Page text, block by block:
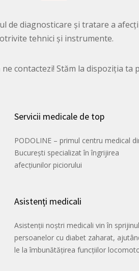
diagnosticare și tratare a
tehnici și instrumente.
contactezi! Stăm la dispoziția
Servicii medicale de top
PODOLINE – primul centru medical
București specializat în îngrijirea
afecțiunilor piciorului
Asistenți medicali
Asistenții noștri medicali vin în sprijinul
persoanelor cu diabet zaharat,
le la îmbunătățirea funcțiilor